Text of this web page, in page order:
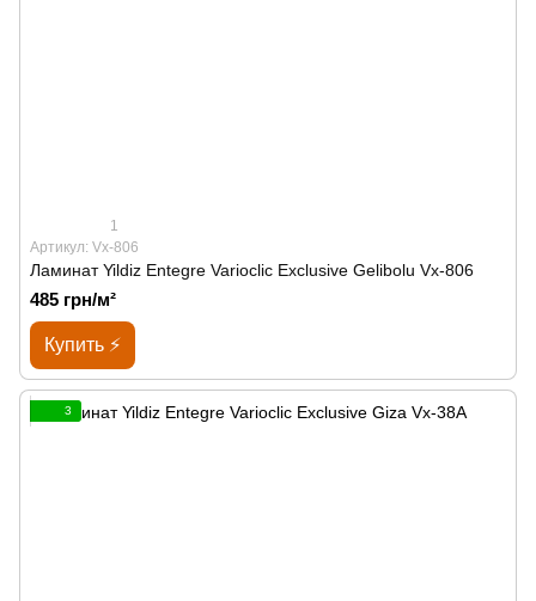
1
Артикул: Vx-806
Ламинат Yildiz Entegre Varioclic Exclusive Gelibolu Vx-806
485 грн/м²
Купить ⚡
3